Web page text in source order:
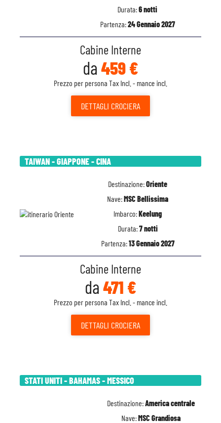
Durata:6 notti
Partenza:24 Gennaio 2027
Cabine Interne
da 459 €
Prezzo per persona Tax Incl. - mance incl.
DETTAGLI CROCIERA
TAIWAN - GIAPPONE - CINA
Destinazione:Oriente
Nave:MSC Bellissima
Imbarco:Keelung
Durata:7 notti
Partenza:13 Gennaio 2027
Cabine Interne
da 471 €
Prezzo per persona Tax Incl. - mance incl.
DETTAGLI CROCIERA
STATI UNITI - BAHAMAS - MESSICO
Destinazione:America centrale
Nave:MSC Grandiosa